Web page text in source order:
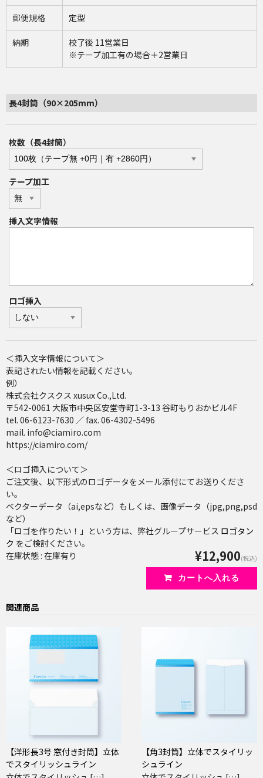
郵便規格 定型
納期
校了後 11営業日
※テープ加工有の場合＋2営業日
長4封筒（90×205mm）
枚数（長4封筒）
テープ加工
挿入文字情報
ロゴ挿入
＜挿入文字情報について＞
表記されたい情報を記載ください。
例）
株式会社クスクス xusux Co.,Ltd.
〒542-0061 大阪市中央区安堂寺町1-3-13 谷町もりおかビル4F
tel. 06-6123-7630 ／ fax. 06-4302-5496
mail. info@ciamiro.com
https://ciamiro.com/
＜ロゴ挿入について＞
ご注文後、以下形式のロゴデータをメール添付にてお送りくださ
い。
ベクターデータ（ai,epsなど）もしくは、画像データ（jpg,png,psd
など）
「ロゴを作りたい！」という方は、弊社グループサービス ロゴタン
ク をご検討ください。
在庫状態 : 在庫有り
¥12,900(税込)
関連商品
【洋形長3号 窓付き封筒】立体
でスタイリッシュライン
【角3封筒】立体でスタイリッ
シュライン